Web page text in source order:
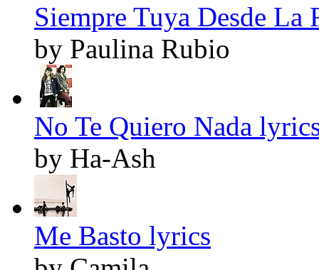
Siempre Tuya Desde La
by Paulina Rubio
No Te Quiero Nada
by Ha-Ash
Me Basto lyrics